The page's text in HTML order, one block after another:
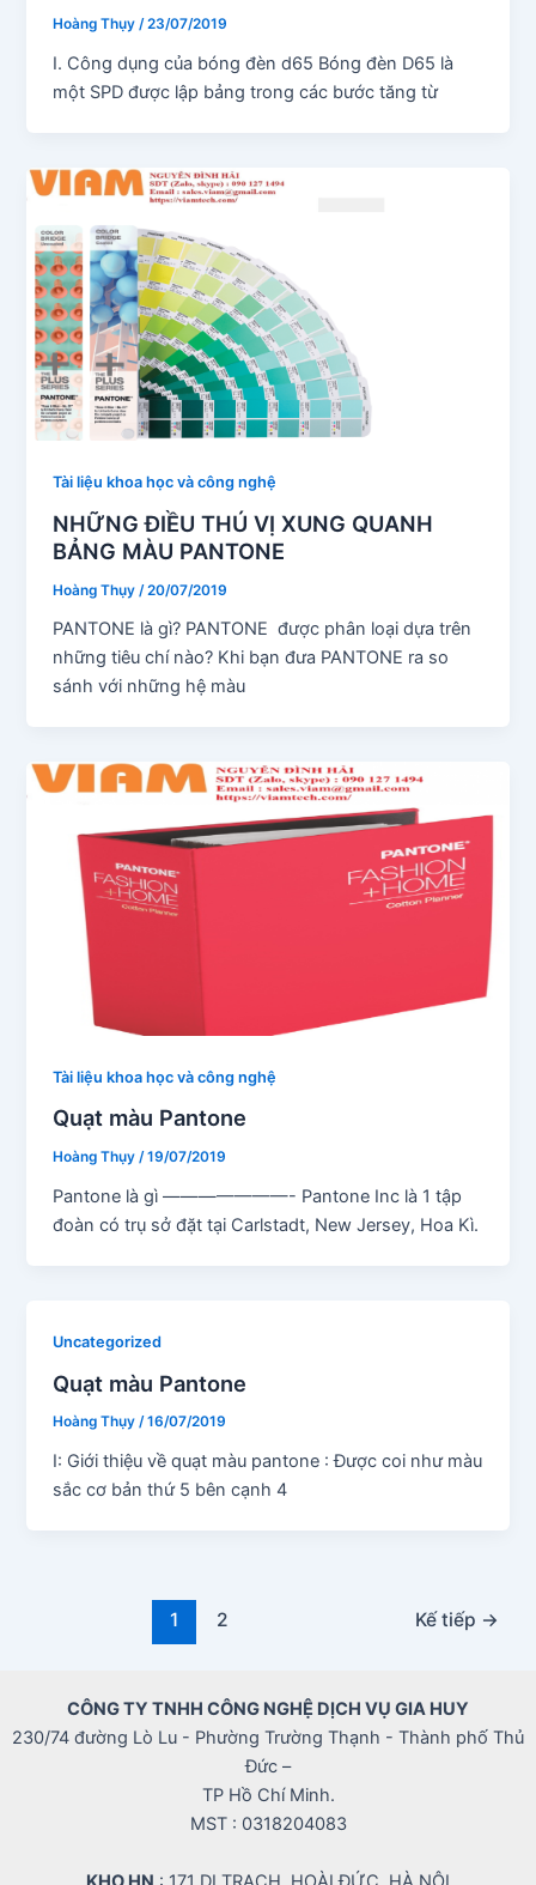
Hoàng Thụy/23/07/2019
I. Công dụng của bóng đèn d65 Bóng đèn D65 là
một SPD được lập bảng trong các bước tăng từ
Tài liệu khoa học và công nghệ
NHỮNG ĐIỀU THÚ VỊ XUNG QUANH
BẢNG MÀU PANTONE
Hoàng Thụy /20/07/2019
PANTONE là gì? PANTONE được phân loại dựa trên
những tiêu chí nào? Khi bạn đưa PANTONE ra so
sánh với những hệ màu
Tài liệu khoa học và công nghệ
Quạt màu Pantone
Hoàng Thụy/19/07/2019
Pantone là gì ———————- Pantone Inc là 1 tập
đoàn có trụ sở đặt tại Carlstadt, New Jersey, Hoa Kì.
Uncategorized
Quạt màu Pantone
Hoàng Thụy/16/07/2019
I: Giới thiệu về quạt màu pantone : Được coi như màu
sắc cơ bản thứ 5 bên cạnh 4
1 2 Kế tiếp →
CÔNG TY TNHH CÔNG NGHỆ DỊCH VỤ GIA HUY
230/74 đường Lò Lu - Phường Trường Thạnh - Thành phố Thủ
Đức –
TP Hồ Chí Minh.
MST : 0318204083